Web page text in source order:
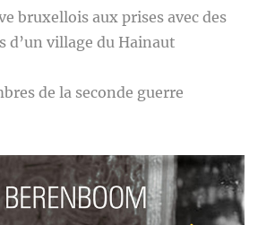
bruxellois aux prises avec des
d’un village du Hainaut
de la seconde guerre